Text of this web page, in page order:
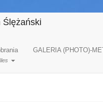
Ślężański
GALERIA (PHOTO)-